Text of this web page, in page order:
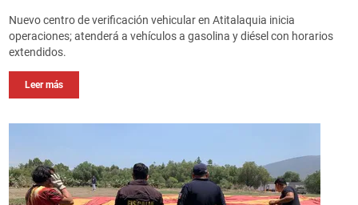
Nuevo centro de verificación vehicular en Atitalaquia inicia
operaciones; atenderá a vehículos a gasolina y diésel con horarios
extendidos.
Leer más